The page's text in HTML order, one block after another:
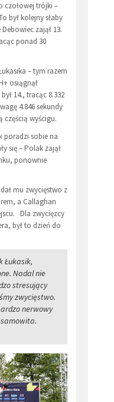
czołowej trójki –
był kolejny słaby
zajął 13.
ponad 30
– tym razem
osiągnął
14., tracąc 8.332
4.846 sekundy
częścią wyścigu.
poradzi sobie na
się – Polak zajął
ponownie
mu zwycięstwo z
a Callaghan
Dla zwycięzcy
był to dzień do
Łukasik,
Nadal nie
stresujący
zwycięstwo.
nerwowy